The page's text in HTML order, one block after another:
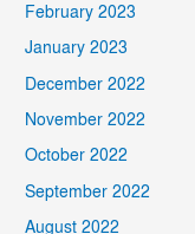
February 2023
January 2023
December 2022
November 2022
October 2022
September 2022
August 2022